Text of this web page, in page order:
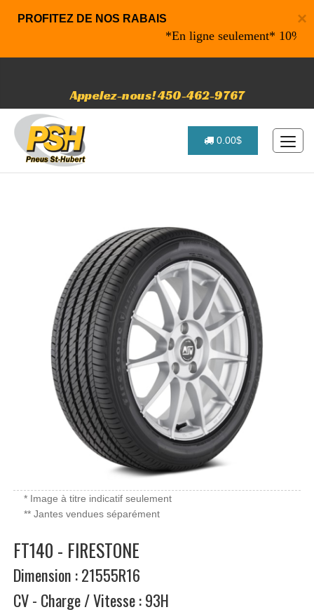
×
PROFITEZ DE NOS RABAIS
*En ligne seulement* 10% de
Appelez-nous! 450-462-9767
0.00$
* Image à titre indicatif seulement
** Jantes vendues séparément
FT140 - FIRESTONE
Dimension : 21555R16
CV - Charge / Vitesse : 93H